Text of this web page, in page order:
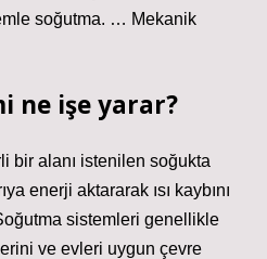
soğutma. … Mekanik
ne işe yarar?
bir alanı istenilen soğukta
enerji aktararak ısı kaybını
sistemleri genellikle
ve evleri uygun çevre